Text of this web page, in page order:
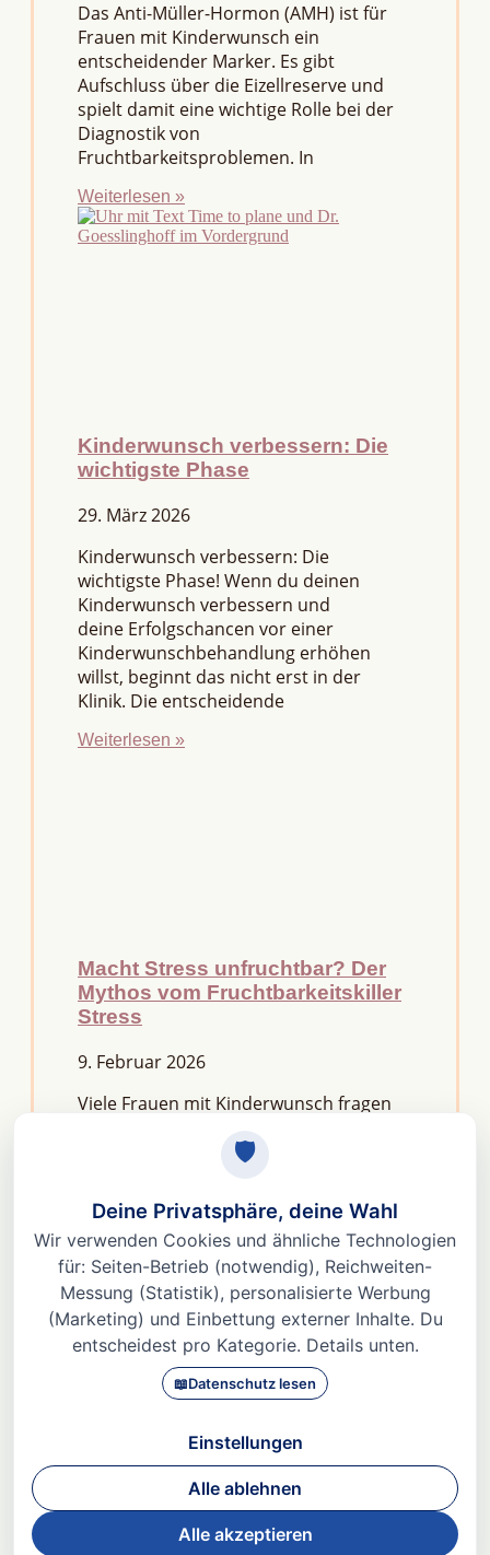
Das Anti-Müller-Hormon (AMH) ist für
Frauen mit Kinderwunsch ein
entscheidender Marker. Es gibt
Aufschluss über die Eizellreserve und
spielt damit eine wichtige Rolle bei der
Diagnostik von
Fruchtbarkeitsproblemen. In
Weiterlesen »
Kinderwunsch verbessern: Die
wichtigste Phase
29. März 2026
Kinderwunsch verbessern: Die
wichtigste Phase! Wenn du deinen
Kinderwunsch verbessern und
deine Erfolgschancen vor einer
Kinderwunschbehandlung erhöhen
willst, beginnt das nicht erst in der
Klinik. Die entscheidende
Weiterlesen »
Macht Stress unfruchtbar? Der
Mythos vom Fruchtbarkeitskiller
Stress
9. Februar 2026
Viele Frauen mit Kinderwunsch fragen
kurze Antwort lautet: Nein, aber er kann
Fruchtbarkeit aus dem Gleichgewicht
bringen. Denn Stress
Weiterlesen »
© 2026 Dr. med Heidi Gößlinghoff |
|
Datenschutz|AGBs